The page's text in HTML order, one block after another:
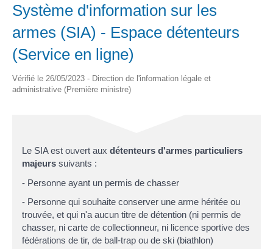
Système d'information sur les
armes (SIA) - Espace détenteurs
(Service en ligne)
Vérifié le 26/05/2023 - Direction de l'information légale et
administrative (Première ministre)
Le SIA est ouvert aux détenteurs d'armes particuliers
majeurs suivants :
- Personne ayant un permis de chasser
- Personne qui souhaite conserver une arme héritée ou
trouvée, et qui n'a aucun titre de détention (ni permis de
chasser, ni carte de collectionneur, ni licence sportive des
fédérations de tir, de ball-trap ou de ski (biathlon)